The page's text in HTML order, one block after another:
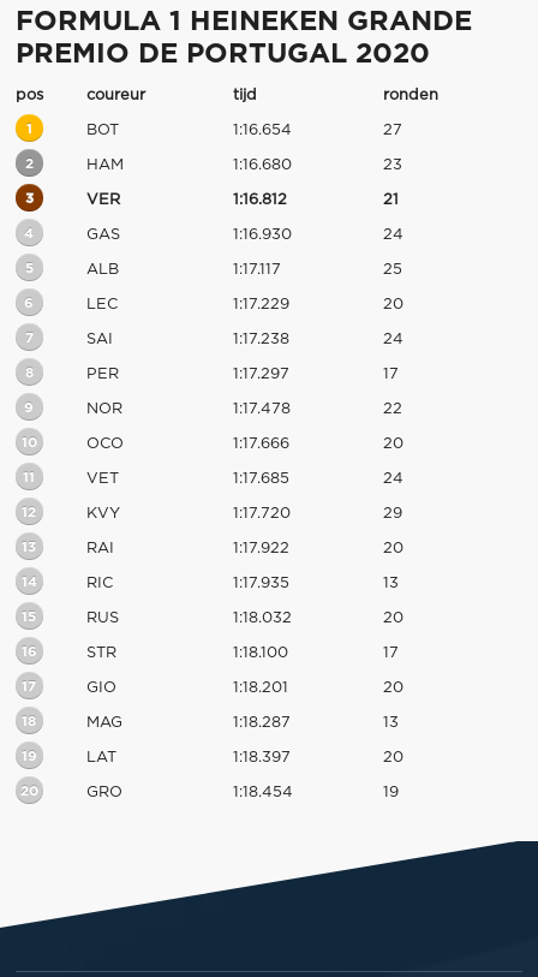
FORMULA 1 HEINEKEN GRANDE
PREMIO DE PORTUGAL 2020
pos coureur tijd ronden
1 BOT 1:16.654 27
2 HAM 1:16.680 23
3 VER 1:16.812 21
4 GAS 1:16.930 24
5 ALB 1:17.117 25
6 LEC 1:17.229 20
7 SAI 1:17.238 24
8 PER 1:17.297 17
9 NOR 1:17.478 22
10 OCO 1:17.666 20
11 VET 1:17.685 24
12 KVY 1:17.720 29
13 RAI 1:17.922 20
14 RIC 1:17.935 13
15 RUS 1:18.032 20
16 STR 1:18.100 17
17 GIO 1:18.201 20
18 MAG 1:18.287 13
19 LAT 1:18.397 20
20 GRO 1:18.454 19